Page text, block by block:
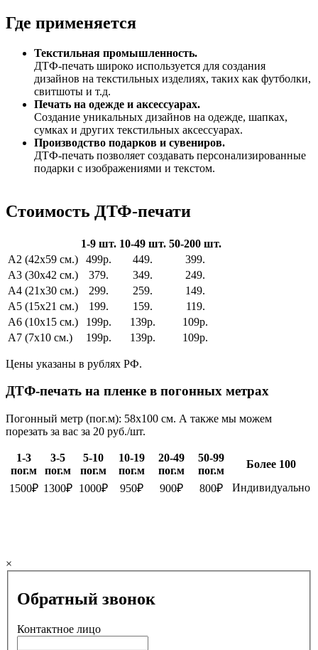
Где применяется
Текстильная промышленность.
ДТФ-печать широко используется для создания
дизайнов на текстильных изделиях, таких как футболки,
свитшоты и т.д.
Печать на одежде и аксессуарах.
Создание уникальных дизайнов на одежде, шапках,
сумках и других текстильных аксессуарах.
Производство подарков и сувениров.
ДТФ-печать позволяет создавать персонализированные
подарки с изображениями и текстом.
Стоимость ДТФ-печати
1-9 шт. 10-49 шт. 50-200 шт.
А2 (42х59 см.)
499р. 449.
399.
А3 (30х42 см.)
379. 349.
249.
А4 (21х30 см.)
299. 259.
149.
А5 (15х21 см.)
199. 159.
119.
А6 (10х15 см.)
199р. 139р.
109р.
А7 (7х10 см.)
199р. 139р. 109р.
Цены указаны в рублях РФ.
ДТФ-печать на пленке в погонных метрах
Погонный метр (пог.м): 58х100 см. А также мы можем
порезать за вас за 20 руб./шт.
1-3
пог.м
3-5
пог.м
5-10
пог.м
10-19
пог.м
20-49
пог.м
50-99
пог.м
Более 100
1500₽ 1300₽ 1000₽ 950₽ 900₽ 800₽ Индивидуально
×
Обратный звонок
Контактное лицо